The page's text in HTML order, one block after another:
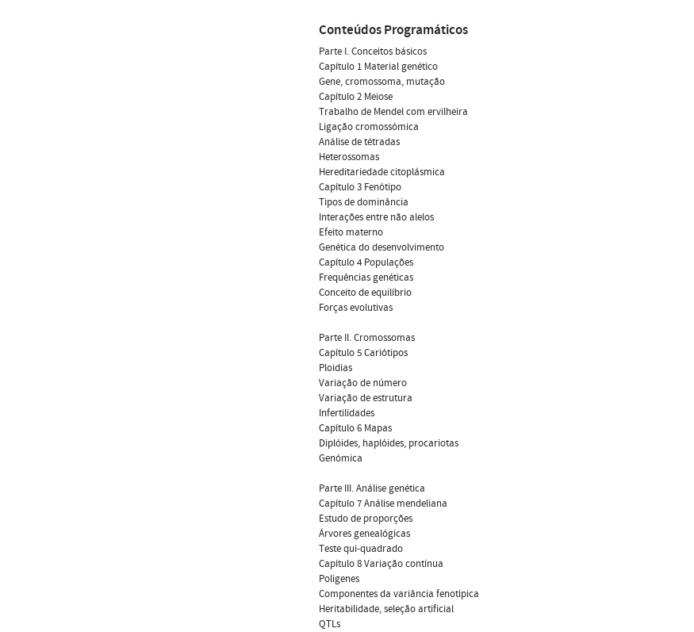
Conteúdos Programáticos
Parte I. Conceitos básicos
Capítulo 1 Material genético
Gene, cromossoma, mutação
Capítulo 2 Meiose
Trabalho de Mendel com ervilheira
Ligação cromossómica
Análise de tétradas
Heterossomas
Hereditariedade citoplásmica
Capítulo 3 Fenótipo
Tipos de dominância
Interações entre não alelos
Efeito materno
Genética do desenvolvimento
Capítulo 4 Populações
Frequências genéticas
Conceito de equilíbrio
Forças evolutivas
Parte II. Cromossomas
Capítulo 5 Cariótipos
Ploidias
Variação de número
Variação de estrutura
Infertilidades
Capítulo 6 Mapas
Diplóides, haplóides, procariotas
Genómica
Parte III. Análise genética
Capítulo 7 Análise mendeliana
Estudo de proporções
Árvores genealógicas
Teste qui-quadrado
Capítulo 8 Variação contínua
Poligenes
Componentes da variância fenotípica
Heritabilidade, seleção artificial
QTLs